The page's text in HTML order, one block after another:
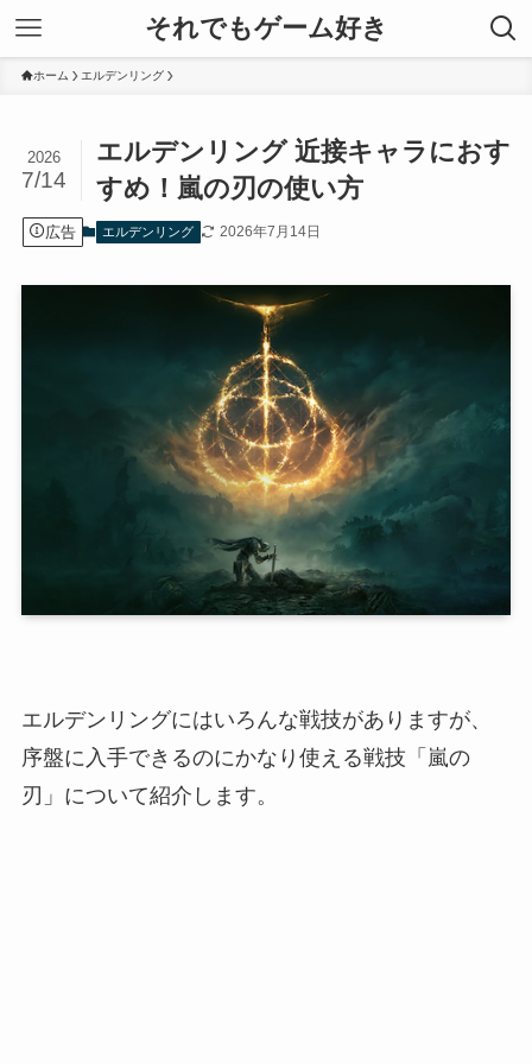
それでもゲーム好き
ホーム エルデンリング
エルデンリング 近接キャラにおす
すめ！嵐の刃の使い方
2026
7/14
広告 エルデンリング 2026年7月14日
エルデンリングにはいろんな戦技がありますが、
序盤に入手できるのにかなり使える戦技「 嵐の
刃 」について紹介します。